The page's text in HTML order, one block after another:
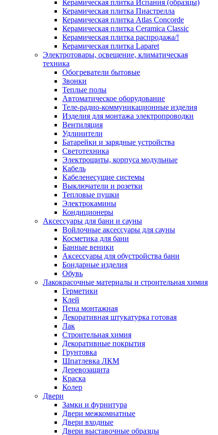
Керамическая плитка Испания (образцы)
Керамическая плитка Пиастрелла
Керамическая плитка Atlas Concorde
Керамическая плитка Ceramica Classic
Керамическая плитка распродажа/!
Керамическая плитка Laparet
Электротовары, освещение, климатическая
техника
Обогреватели бытовые
Звонки
Теплые полы
Автоматическое оборудование
Теле-радио-коммуникационные изделия
Изделия для монтажа электропроводки
Вентиляция
Удлинители
Батарейки и зарядные устройства
Светотехника
Электрощиты, корпуса модульные
Кабель
Кабеленесущие системы
Выключатели и розетки
Тепловые пушки
Электрокамины
Кондиционеры
Аксессуары для бани и сауны
Войлочные аксессуары для сауны
Косметика для бани
Банные веники
Аксессуары для обустройства бани
Бондарные изделия
Обувь
Лакокрасочные материалы и строительная химия
Герметики
Клей
Пена монтажная
Декоративная штукатурка готовая
Лак
Строительная химия
Декоративные покрытия
Грунтовка
Шпатлевка ЛКМ
Деревозащита
Краска
Колер
Двери
Замки и фурнитура
Двери межкомнатные
Двери входные
Двери выставочные образцы